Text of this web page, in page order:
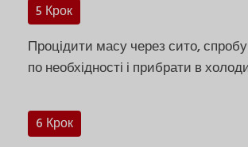
5 Крок
Процідити масу через сито,
по необхідності і прибрати в
6 Крок